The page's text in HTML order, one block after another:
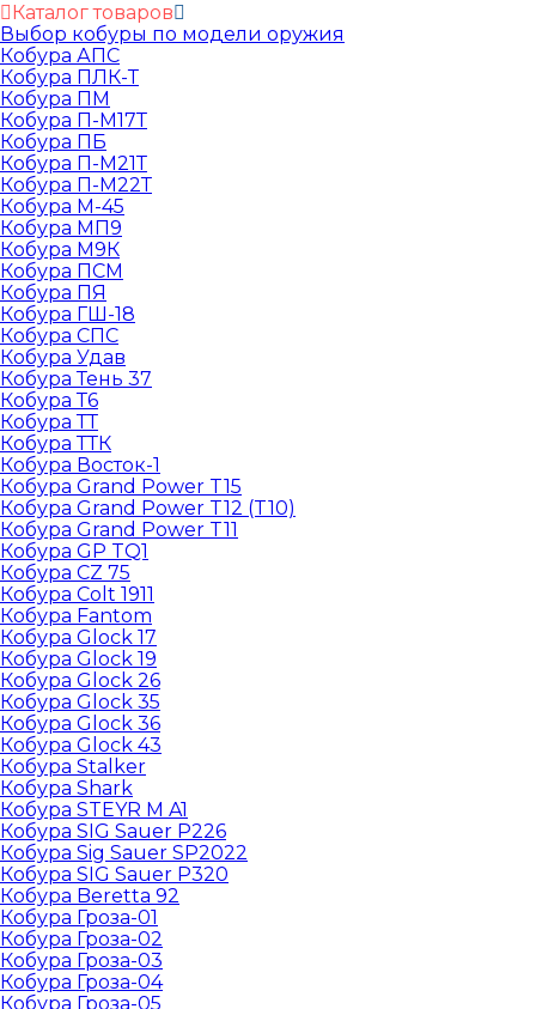
Каталог товаров
Выбор кобуры по модели оружия
Кобура АПС
Кобура ПЛК-Т
Кобура ПМ
Кобура П-М17Т
Кобура ПБ
Кобура П-М21Т
Кобура П-М22Т
Кобура М-45
Кобура МП9
Кобура М9К
Кобура ПСМ
Кобура ПЯ
Кобура ГШ-18
Кобура СПС
Кобура Удав
Кобура Тень 37
Кобура Т6
Кобура ТТ
Кобура ТТК
Кобура Восток-1
Кобура Grand Power T15
Кобура Grand Power T12 (T10)
Кобура Grand Power T11
Кобура GP TQ1
Кобура CZ 75
Кобура Colt 1911
Кобура Fantom
Кобура Glock 17
Кобура Glock 19
Кобура Glock 26
Кобура Glock 35
Кобура Glock 36
Кобура Glock 43
Кобура Stalker
Кобура Shark
Кобура STEYR M A1
Кобура SIG Sauer P226
Кобура Sig Sauer SP2022
Кобура SIG Sauer P320
Кобура Beretta 92
Кобура Гроза-01
Кобура Гроза-02
Кобура Гроза-03
Кобура Гроза-04
Кобура Гроза-05